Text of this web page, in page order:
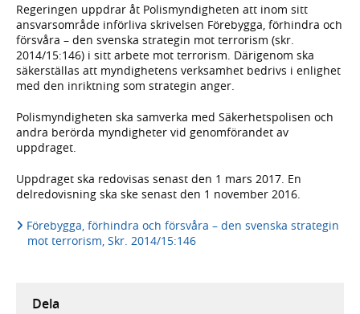
Regeringen uppdrar åt Polismyndigheten att inom sitt
ansvarsområde införliva skrivelsen Förebygga, förhindra och
försvåra – den svenska strategin mot terrorism (skr.
2014/15:146) i sitt arbete mot terrorism. Därigenom ska
säkerställas att myndighetens verksamhet bedrivs i enlighet
med den inriktning som strategin anger.
Polismyndigheten ska samverka med Säkerhetspolisen och
andra berörda myndigheter vid genomförandet av
uppdraget.
Uppdraget ska redovisas senast den 1 mars 2017. En
delredovisning ska ske senast den 1 november 2016.
Förebygga, förhindra och försvåra – den svenska strategin
mot terrorism, Skr. 2014/15:146
Dela